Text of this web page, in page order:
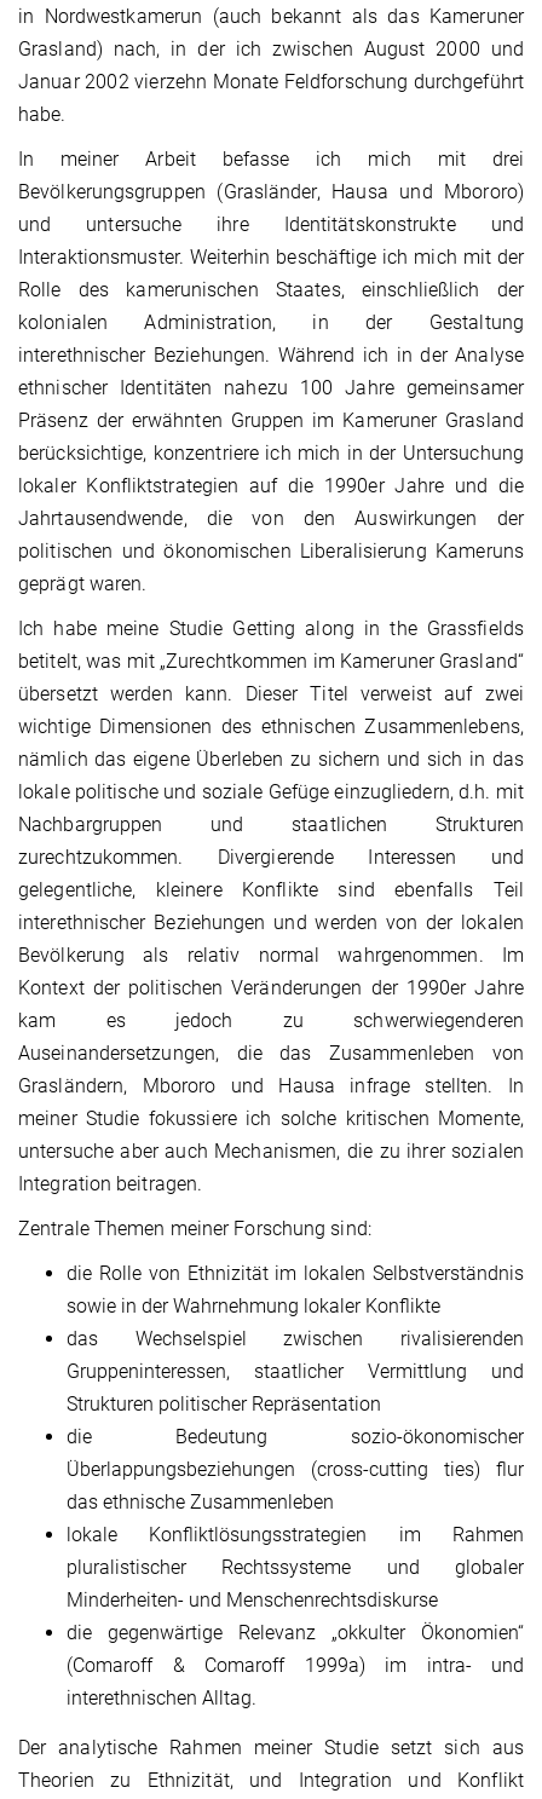
in Nordwestkamerun (auch bekannt als das Kameruner
Grasland) nach, in der ich zwischen August 2000 und
Januar 2002 vierzehn Monate Feldforschung durchgeführt
habe.
In meiner Arbeit befasse ich mich mit drei
Bevölkerungsgruppen (Grasländer, Hausa und Mbororo)
und untersuche ihre Identitätskonstrukte und
Interaktionsmuster. Weiterhin beschäftige ich mich mit der
Rolle des kamerunischen Staates, einschließlich der
kolonialen Administration, in der Gestaltung
interethnischer Beziehungen. Während ich in der Analyse
ethnischer Identitäten nahezu 100 Jahre gemeinsamer
Präsenz der erwähnten Gruppen im Kameruner Grasland
berücksichtige, konzentriere ich mich in der Untersuchung
lokaler Konfliktstrategien auf die 1990er Jahre und die
Jahrtausendwende, die von den Auswirkungen der
politischen und ökonomischen Liberalisierung Kameruns
geprägt waren.
Ich habe meine Studie Getting along in the Grassfields
betitelt, was mit „Zurechtkommen im Kameruner Grasland“
übersetzt werden kann. Dieser Titel verweist auf zwei
wichtige Dimensionen des ethnischen Zusammenlebens,
nämlich das eigene Überleben zu sichern und sich in das
lokale politische und soziale Gefüge einzugliedern, d.h. mit
Nachbargruppen und staatlichen Strukturen
zurechtzukommen. Divergierende Interessen und
gelegentliche, kleinere Konflikte sind ebenfalls Teil
interethnischer Beziehungen und werden von der lokalen
Bevölkerung als relativ normal wahrgenommen. Im
Kontext der politischen Veränderungen der 1990er Jahre
kam es jedoch zu schwerwiegenderen
Auseinandersetzungen, die das Zusammenleben von
Grasländern, Mbororo und Hausa infrage stellten. In
meiner Studie fokussiere ich solche kritischen Momente,
untersuche aber auch Mechanismen, die zu ihrer sozialen
Integration beitragen.
Zentrale Themen meiner Forschung sind:
die Rolle von Ethnizität im lokalen Selbstverständnis
sowie in der Wahrnehmung lokaler Konflikte
das Wechselspiel zwischen rivalisierenden
Gruppeninteressen, staatlicher Vermittlung und
Strukturen politischer Repräsentation
die Bedeutung sozio-ökonomischer
Überlappungsbeziehungen (cross-cutting ties) flur
das ethnische Zusammenleben
lokale Konfliktlösungsstrategien im Rahmen
pluralistischer Rechtssysteme und globaler
Minderheiten- und Menschenrechtsdiskurse
die gegenwärtige Relevanz „okkulter Ökonomien“
(Comaroff & Comaroff 1999a) im intra- und
interethnischen Alltag.
Der analytische Rahmen meiner Studie setzt sich aus
Theorien zu Ethnizität, und Integration und Konflikt